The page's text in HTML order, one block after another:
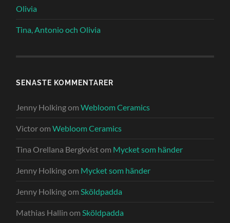
Olivia
Tina, Antonio och Olivia
SENASTE KOMMENTARER
Jenny HolkingomWebloom Ceramics
VictoromWebloom Ceramics
Tina Orellana Bergkvistom Mycket som händer
Jenny Holkingom Mycket som händer
Jenny HolkingomSköldpadda
Mathias Hallin omSköldpadda